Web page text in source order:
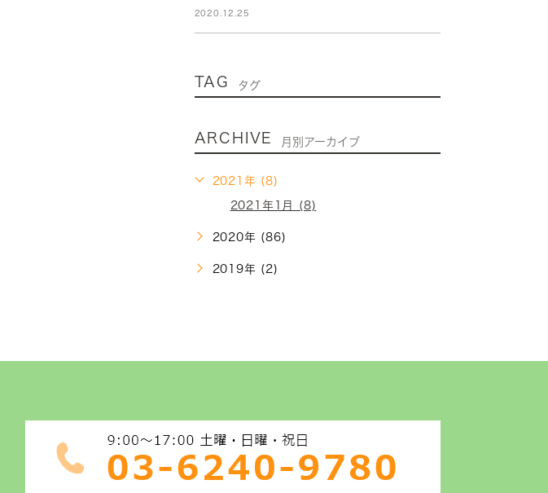
2020.12.25
TAG タグ
ARCHIVE 月別アーカイブ
2021年 (8)
2021年1月 (8)
2020年 (86)
2019年 (2)